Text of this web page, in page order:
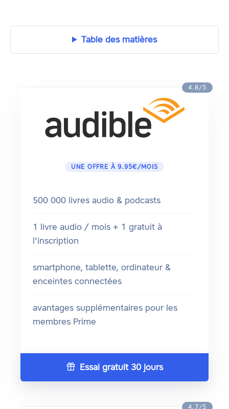
Table des matières
4.8/5
UNE OFFRE À 9.95€/MOIS
500 000 livres audio & podcasts
1 livre audio / mois + 1 gratuit à
l'inscription
smartphone, tablette, ordinateur &
enceintes connectées
avantages supplémentaires pour les
membres Prime
Essai gratuit 30 jours
4.7/5